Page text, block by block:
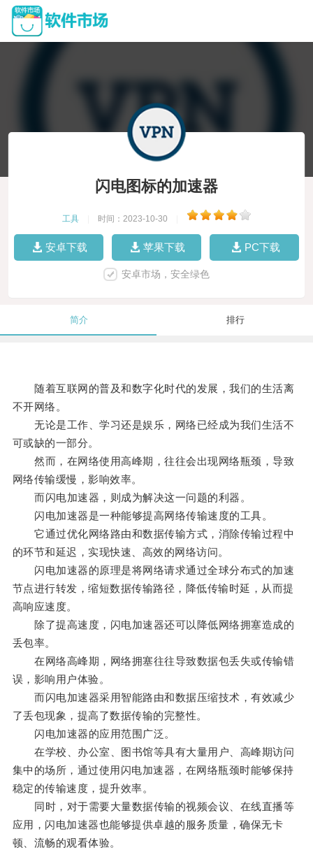
闪电图标的加速器
工具 时间：2023-10-30
安卓下载 苹果下载 PC下载
安卓市场，安全绿色
简介 排行
随着互联网的普及和数字化时代的发展，我们的生活离
不开网络。
无论是工作、学习还是娱乐，网络已经成为我们生活不
可或缺的一部分。
然而，在网络使用高峰期，往往会出现网络瓶颈，导致
网络传输缓慢，影响效率。
而闪电加速器，则成为解决这一问题的利器。
闪电加速器是一种能够提高网络传输速度的工具。
它通过优化网络路由和数据传输方式，消除传输过程中
的环节和延迟，实现快速、高效的网络访问。
闪电加速器的原理是将网络请求通过全球分布式的加速
节点进行转发，缩短数据传输路径，降低传输时延，从而提
高响应速度。
除了提高速度，闪电加速器还可以降低网络拥塞造成的
丢包率。
在网络高峰期，网络拥塞往往导致数据包丢失或传输错
误，影响用户体验。
而闪电加速器采用智能路由和数据压缩技术，有效减少
了丢包现象，提高了数据传输的完整性。
闪电加速器的应用范围广泛。
在学校、办公室、图书馆等具有大量用户、高峰期访问
集中的场所，通过使用闪电加速器，在网络瓶颈时能够保持
稳定的传输速度，提升效率。
同时，对于需要大量数据传输的视频会议、在线直播等
应用，闪电加速器也能够提供卓越的服务质量，确保无卡
顿、流畅的观看体验。